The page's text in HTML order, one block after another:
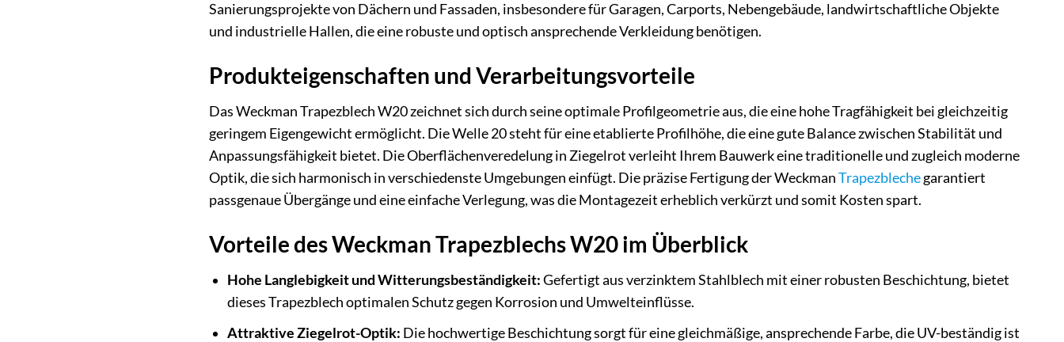
Sanierungsprojekte von Dächern und Fassaden, insbesondere für Garagen, Carports, Nebengebäude, landwirtschaftliche Objekte
und industrielle Hallen, die eine robuste und optisch ansprechende Verkleidung benötigen.
Produkteigenschaften und Verarbeitungsvorteile
Das Weckman Trapezblech W20 zeichnet sich durch seine optimale Profilgeometrie aus, die eine hohe Tragfähigkeit bei gleichzeitig
geringem Eigengewicht ermöglicht. Die Welle 20 steht für eine etablierte Profilhöhe, die eine gute Balance zwischen Stabilität und
Anpassungsfähigkeit bietet. Die Oberflächenveredelung in Ziegelrot verleiht Ihrem Bauwerk eine traditionelle und zugleich moderne
Optik, die sich harmonisch in verschiedenste Umgebungen einfügt. Die präzise Fertigung der WeckmanTrapezblechegarantiert
passgenaue Übergänge und eine einfache Verlegung, was die Montagezeit erheblich verkürzt und somit Kosten spart.
Vorteile des Weckman Trapezblechs W20 im Überblick
Hohe Langlebigkeit und Witterungsbeständigkeit:Gefertigt aus verzinktem Stahlblech mit einer robusten Beschichtung, bietet
dieses Trapezblech optimalen Schutz gegen Korrosion und Umwelteinflüsse.
Attraktive Ziegelrot-Optik: Die hochwertige Beschichtung sorgt für eine gleichmäßige, ansprechende Farbe, die UV-beständig ist